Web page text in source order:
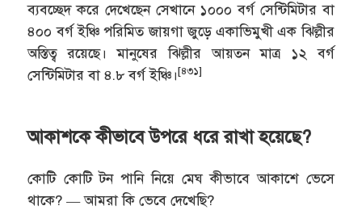
ব্যবচ্ছেদ করে দেখেছেন সেখানে ১০০০ বর্গ সেন্টিমিটার বা
৪০০ বর্গ ইঞ্চি পরিমিত জায়গা জুড়ে একাভিমুখী এক ঝিল্লীর
অস্তিত্ব রয়েছে। মানুষের ঝিল্লীর আয়তন মাত্র ১২ বর্গ
সেন্টিমিটার বা ৪.৮ বর্গ ইঞ্চি।[৪৩১]
আকাশকে কীভাবে উপরে ধরে রাখা হয়েছে?
কোটি কোটি টন পানি নিয়ে মেঘ কীভাবে আকাশে ভেসে
থাকে? — আমরা কি ভেবে দেখেছি?